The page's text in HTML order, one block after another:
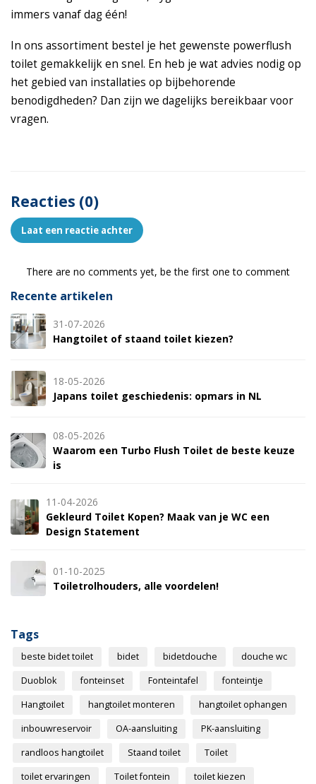
immers vanaf dag één!
In ons assortiment bestel je het gewenste powerflush
toilet gemakkelijk en snel. En heb je wat advies nodig op
het gebied van installaties op bijbehorende
benodigdheden? Dan zijn we dagelijks bereikbaar voor
vragen.
Reacties (0)
Laat een reactie achter
There are no comments yet, be the first one to comment
Recente artikelen
31-07-2026
Hangtoilet of staand toilet kiezen?
18-05-2026
Japans toilet geschiedenis: opmars in NL
08-05-2026
Waarom een Turbo Flush Toilet de beste keuze
is
11-04-2026
Gekleurd Toilet Kopen? Maak van je WC een
Design Statement
01-10-2025
Toiletrolhouders, alle voordelen!
Tags
beste bidet toilet bidet bidetdouche
douche wc
Duoblok
fonteinset Fonteintafel
fonteintje
Hangtoilet
hangtoilet monteren
hangtoilet ophangen
inbouwreservoir
OA-aansluiting
PK-aansluiting
randloos hangtoilet
Staand toilet
Toilet
toilet ervaringen
Toilet fontein
toilet kiezen